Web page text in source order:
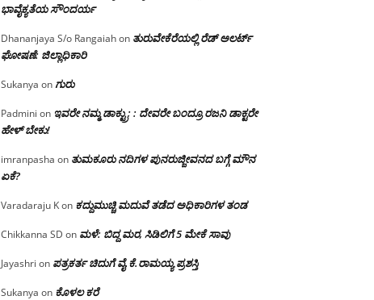
ಭಾವೈಕ್ಯತೆಯ ಸೌಂದರ್ಯ
Dhananjaya S/o Rangaiahon ತುರುವೇಕೆರೆಯಲ್ಲಿ ರೆಡ್ ಅಲರ್ಟ್
ಘೋಷಣೆ: ಜಿಲ್ಲಾಧಿಕಾರಿ
Sukanya onಗುರು
Padmini on ಇವರೇ ನಮ್ಮ ಡಾಕ್ಟ್ರು; : ದೇವರೇ ಬಂದ್ರೂ ರಜನಿ ಡಾಕ್ಟರೇ
ಹೇಳ್ ಬೇಕು!
imranpasha on ತುಮಕೂರು ನದಿಗಳ ಪುನರುಜ್ಜೀವನದ ಬಗ್ಗೆ ಮೌನ
ಏಕೆ?
Varadaraju Kon ಕದ್ದುಮುಚ್ಚಿ ಮದುವೆ ತಡೆದ ಅಧಿಕಾರಿಗಳ ತಂಡ
Chikkanna SD on ಮಳೆ: ಬಿದ್ದ ಮರ, ಸಿಡಿಲಿಗೆ 5 ಮೇಕೆ ಸಾವು
Jayashri on ಪತ್ರಕರ್ತ ಚಿದುಗೆ ವೈ.ಕೆ.ರಾಮಯ್ಯ ಪ್ರಶಸ್ತಿ
Sukanya on ಕೊಳಲ ಕರೆ